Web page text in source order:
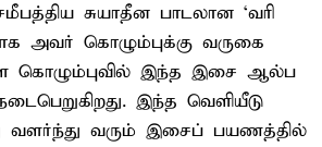
சுயாதீன பாடலான ‘வரி
அவர் கொழும்புக்கு வருகை
கொழும்புவில் இந்த இசை ஆல்ப
இந்த வெளியீடு
வளர்ந்து வரும் இசைப் பயணத்தில்